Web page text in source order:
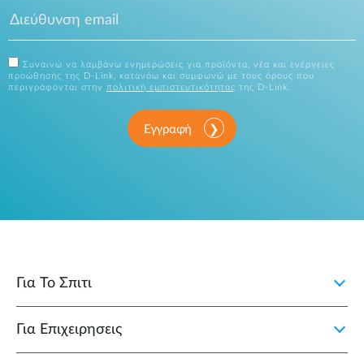
Συναινώ να λαμβάνω ενημερώσεις για προϊόντα, νέα και ενέργειες
προώθησης της D-Link, κατανόω και συμφωνώ με τους όρους που
περιγράφονται στην πολιτική εμπιστευτικότητας της D-Link.
Εγγραφή
Για Το Σπιτι
Για Επιχειρησεις